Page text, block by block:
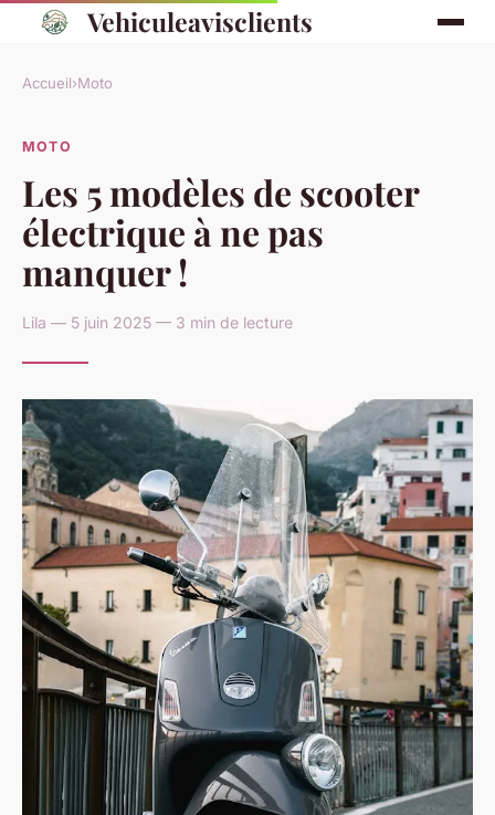
Vehiculeavisclients
Accueil›Moto
MOTO
Les 5 modèles de scooter
électrique à ne pas
manquer !
Lila — 5 juin 2025 — 3 min de lecture